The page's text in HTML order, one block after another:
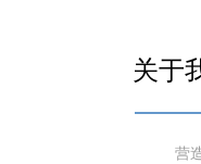
关于
营